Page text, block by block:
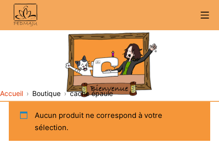
Aller
contenu
Accueil Boutique cache épaule
Aucun produit ne correspond à votre
sélection.